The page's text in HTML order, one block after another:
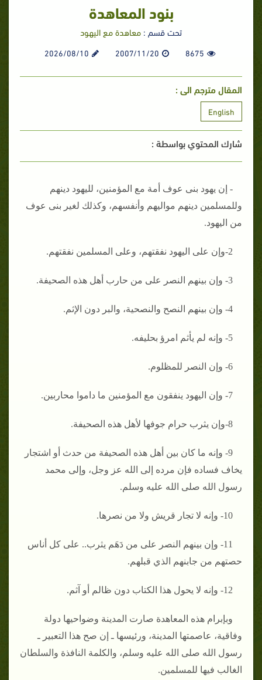
بنود المعاهدة
تحت قسم : معاهدة مع اليهود
8675
2007/11/20
2026/08/10
المقال مترجم الى :
English
شارك المحتوي بواسطة :
- إن يهود بنى عوف أمة مع المؤمنين، لليهود دينهم
وللمسلمين دينهم مواليهم وأنفسهم، وكذلك لغير بنى عوف
من اليهود‏.‏
2-وإن على اليهود نفقتهم، وعلى المسلمين نفقتهم‏.‏
3- وإن بينهم النصر على من حارب أهل هذه الصحيفة‏.‏
4- وإن بينهم النصح والنصحية، والبر دون الإثم‏.‏
5- وإنه لم يأثم امرؤ بحليفه‏.‏
6- وإن النصر للمظلوم‏.‏
7- وإن اليهود ينفقون مع المؤمنين ما داموا محاربين‏.‏
8-وإن يثرب حرام جوفها لأهل هذه الصحيفة‏.‏
9- وإنه ما كان بين أهل هذه الصحيفة من حدث أو اشتجار
يخاف فساده فإن مرده إلى الله عز وجل، وإلى محمد
رسول الله صلى الله عليه وسلم‏.‏
10- وإنه لا تجار قريش ولا من نصرها‏.‏
11- وإن بينهم النصر على من دَهَم يثرب‏.‏‏.‏ على كل أناس
حصتهم من جابنهم الذي قبلهم‏.‏
12- وإنه لا يحول هذا الكتاب دون ظالم أو آثم‏.‏
وبإبرام هذه المعاهدة صارت المدينة وضواحيها دولة
وفاقية، عاصمتها المدينة، ورئيسها ـ إن صح هذا التعبير ـ
رسول الله صلى الله عليه وسلم، والكلمة النافذة والسلطان
الغالب فيها للمسلمين‏.‏